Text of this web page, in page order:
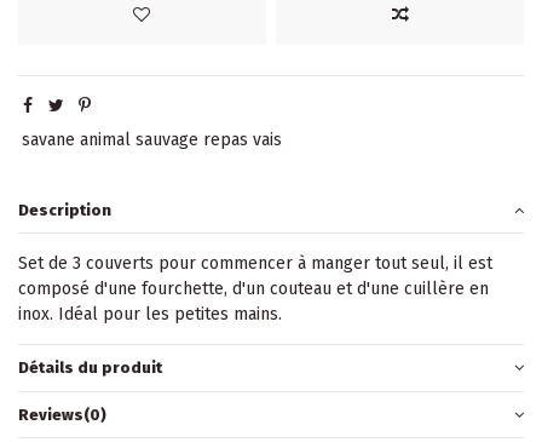
savane animal sauvage repas vais
Description
Set de 3 couverts pour commencer à manger tout seul, il est
composé d'une fourchette, d'un couteau et d'une cuillère en
inox. Idéal pour les petites mains.
Détails du produit
Reviews(0)